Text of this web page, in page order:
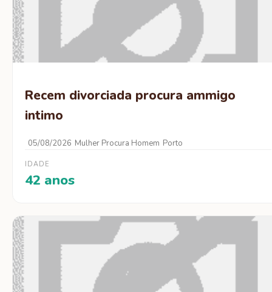
Recem divorciada procura ammigo
intimo
05/08/2026 Mulher Procura Homem Porto
IDADE
42 anos